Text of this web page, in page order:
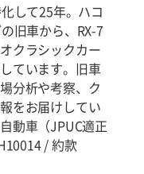
して25年。ハコ
旧車から、RX-7
クラシックカー
ています。旧車
分析や考察、ク
をお届けしてい
動車（JPUC適正
/ 約款